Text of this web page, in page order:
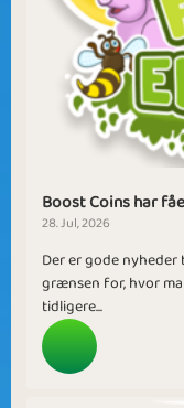
Boost Coins har
28. Jul, 2026
Der er gode nyheder
grænsen for, hvor
tidligere...